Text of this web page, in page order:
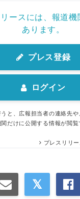
ースには、報道
あります。
プレス登録
ログイン
と、広報担当者の連絡先
だけに公開する情報が閲覧
プレスリリ